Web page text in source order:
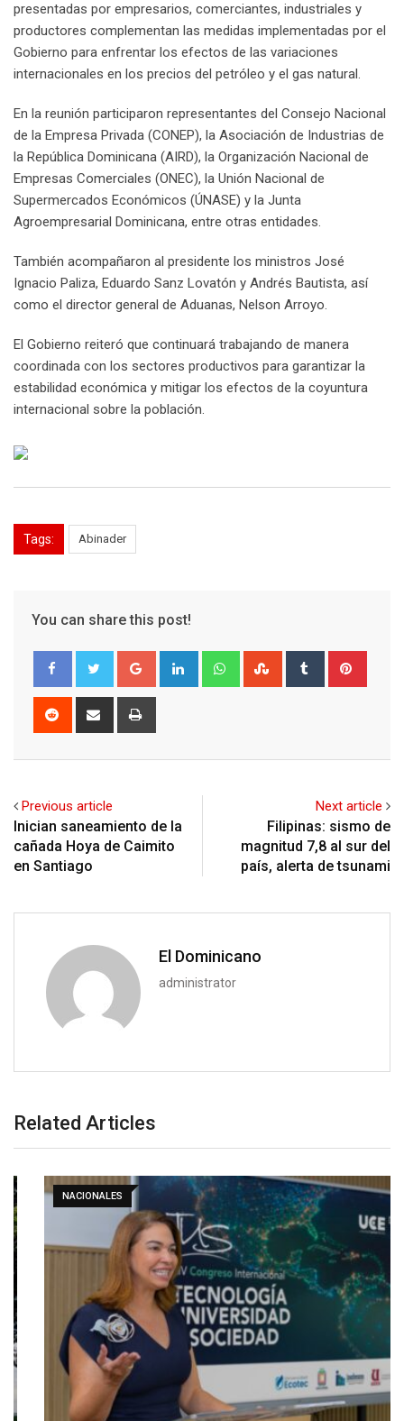
presentadas por empresarios, comerciantes, industriales y
productores complementan las medidas implementadas por el
Gobierno para enfrentar los efectos de las variaciones
internacionales en los precios del petróleo y el gas natural.
En la reunión participaron representantes del Consejo Nacional
de la Empresa Privada (CONEP), la Asociación de Industrias de
la República Dominicana (AIRD), la Organización Nacional de
Empresas Comerciales (ONEC), la Unión Nacional de
Supermercados Económicos (ÚNASE) y la Junta
Agroempresarial Dominicana, entre otras entidades.
También acompañaron al presidente los ministros José
Ignacio Paliza, Eduardo Sanz Lovatón y Andrés Bautista, así
como el director general de Aduanas, Nelson Arroyo.
El Gobierno reiteró que continuará trabajando de manera
coordinada con los sectores productivos para garantizar la
estabilidad económica y mitigar los efectos de la coyuntura
internacional sobre la población.
Tags: Abinader
You can share this post!
Google+ LinkedIn WhatsappStumbleUpon
Tumblr
Reddit
Share
Previous article
Inician saneamiento de la
cañada Hoya de Caimito
en Santiago
Next article
Filipinas: sismo de
magnitud 7,8 al sur del
país, alerta de tsunami
El Dominicano
administrator
Related Articles
NACIONALES